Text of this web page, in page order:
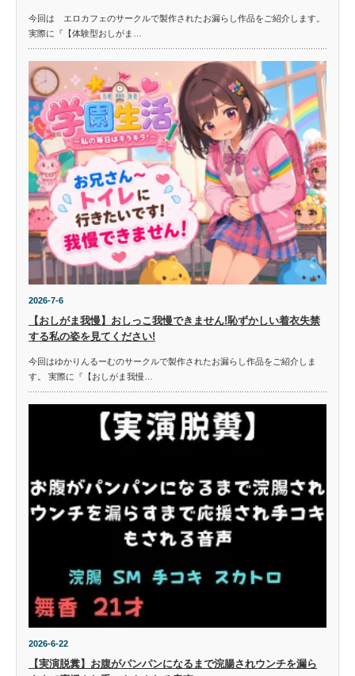
今回は エロカフェのサークルで製作されたお漏らし作品をご紹介します。
実際に『【体験型おしがま…
2026-7-6
【おしがま我慢】おしっこ我慢できません!恥ずかしい着衣失禁
する私の姿を見てください!
今回はゆかりんるーむのサークルで製作されたお漏らし作品をご紹介しま
す。 実際に『【おしがま我慢…
2026-6-22
【実演脱糞】お腹がパンパンになるまで浣腸されウンチを漏ら